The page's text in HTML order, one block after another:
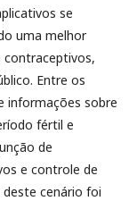
se
uma melhor
Entre os
informações sobre
fértil e
de
e controle de
cenário foi